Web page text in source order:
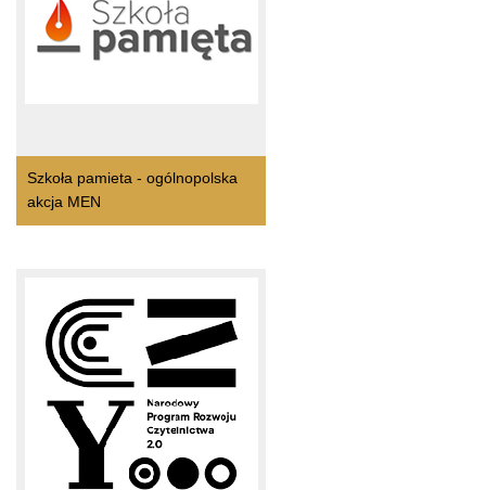
Szkoła pamieta - ogólnopolska
akcja MEN